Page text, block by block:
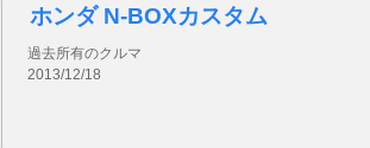
ホンダ N-BOXカスタム
過去所有のクルマ
2013/12/18